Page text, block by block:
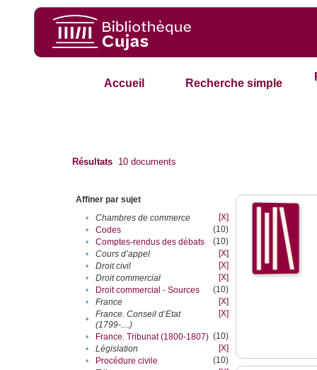
Accueil Recherche simple
Résultats 10 documents
Affiner par sujet
•
Chambres de commerce
[X]
•
Codes
(10)
•
Comptes-rendus des débats
(10)
•
Cours d’appel
[X]
•
Droit civil
[X]
•
Droit commercial
[X]
•
Droit commercial - Sources
(10)
•
France
[X]
•
France. Conseil d’Etat
(1799-....)
[X]
• France. Tribunat (1800-1807) (10)
•
Législation
[X]
•
Procédure civile
(10)